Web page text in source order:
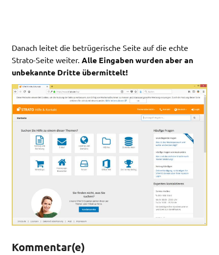
Danach leitet die betrügerische Seite auf die echte
Strato-Seite weiter. Alle Eingaben wurden aber an
unbekannte Dritte übermittelt!
Kommentar(e)